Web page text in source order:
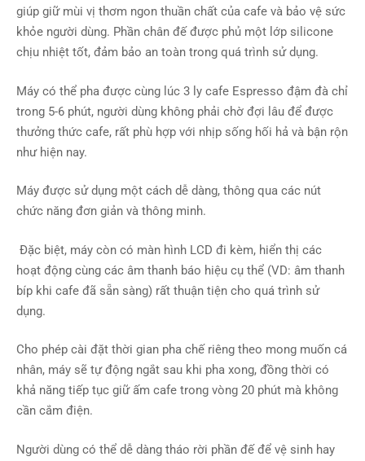
giúp giữ mùi vị thơm ngon thuần chất của cafe và bảo vệ sức
khỏe người dùng. Phần chân đế được phủ một lớp silicone
chịu nhiệt tốt, đảm bảo an toàn trong quá trình sử dụng.
Máy có thể pha được cùng lúc 3 ly cafe Espresso đậm đà chỉ
trong 5-6 phút, người dùng không phải chờ đợi lâu để được
thưởng thức cafe, rất phù hợp với nhịp sống hối hả và bận rộn
như hiện nay.
Máy được sử dụng một cách dễ dàng, thông qua các nút
chức năng đơn giản và thông minh.
Đặc biệt, máy còn có màn hình LCD đi kèm, hiển thị các
hoạt động cùng các âm thanh báo hiệu cụ thể (VD: âm thanh
bíp khi cafe đã sẵn sàng) rất thuận tiện cho quá trình sử
dụng.
Cho phép cài đặt thời gian pha chế riêng theo mong muốn cá
nhân, máy sẽ tự động ngắt sau khi pha xong, đồng thời có
khả năng tiếp tục giữ ấm cafe trong vòng 20 phút mà không
cần cắm điện.
Người dùng có thể dễ dàng tháo rời phần đế để vệ sinh hay